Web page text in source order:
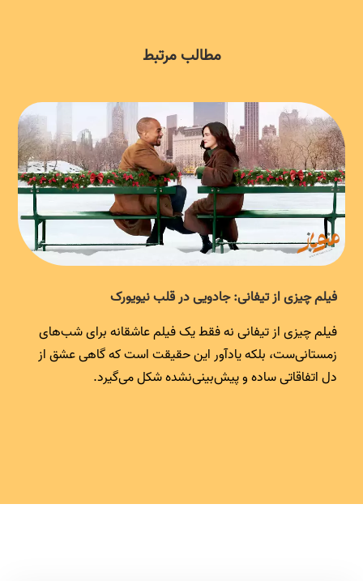
مطالب مرتبط
فیلم چیزی از تیفانی: جادویی در قلب نیویورک
فیلم چیزی از تیفانی نه فقط یک فیلم عاشقانه برای شب‌های
زمستانی‌ست، بلکه یادآور این حقیقت است که گاهی عشق از
دل اتفاقاتی ساده و پیش‌بینی‌نشده شکل می‌گیرد.